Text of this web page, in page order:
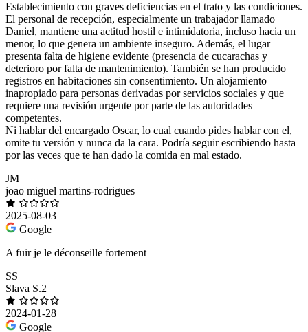
Establecimiento con graves deficiencias en el trato y las condiciones.
El personal de recepción, especialmente un trabajador llamado
Daniel, mantiene una actitud hostil e intimidatoria, incluso hacia un
menor, lo que genera un ambiente inseguro. Además, el lugar
presenta falta de higiene evidente (presencia de cucarachas y
deterioro por falta de mantenimiento). También se han producido
registros en habitaciones sin consentimiento. Un alojamiento
inapropiado para personas derivadas por servicios sociales y que
requiere una revisión urgente por parte de las autoridades
competentes.
Ni hablar del encargado Oscar, lo cual cuando pides hablar con el,
omite tu versión y nunca da la cara. Podría seguir escribiendo hasta
por las veces que te han dado la comida en mal estado.
JM
joao miguel martins-rodrigues
2025-08-03
Google
A fuir je le déconseille fortement
SS
Slava S.2
2024-01-28
Google